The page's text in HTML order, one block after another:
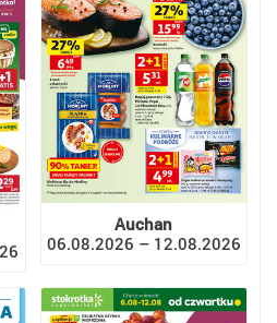
Auchan
06.08.2026 – 12.08.2026